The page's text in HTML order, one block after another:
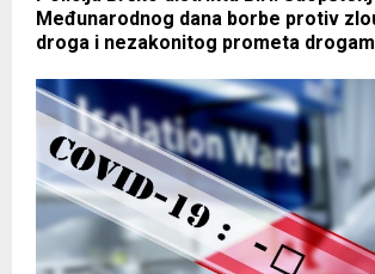
Međunarodnog dana borbe protiv
droga i nezakonitog prometa